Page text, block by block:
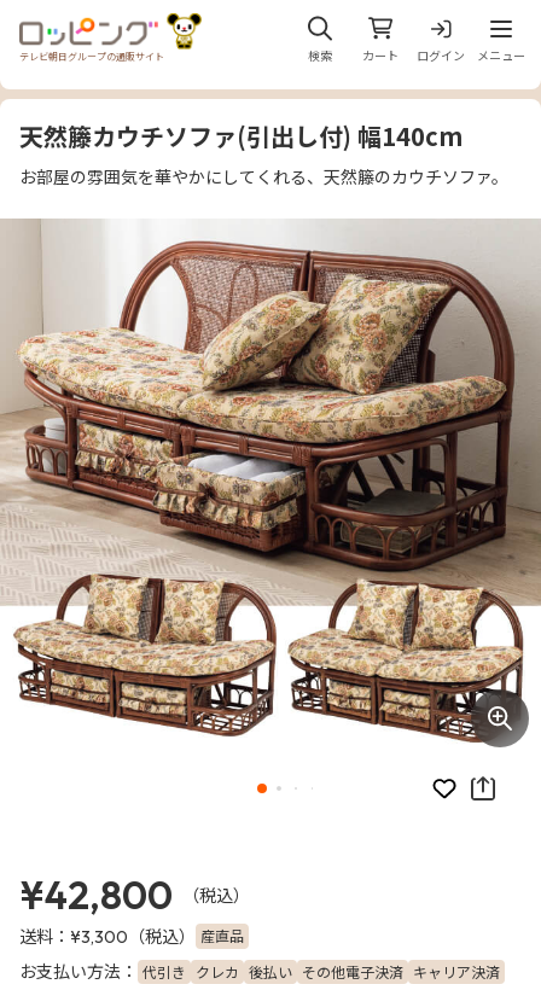
テレビ朝日グループの通販サイト 検索 カート ログイン
メニ
メニュー
お気に入り
天然籐カウチソファ(引出し付) 幅140cm
お部屋の雰囲気を華やかにしてくれる、天然籐のカウチソファ。
¥42,800
（税込）
送料： ¥3,300 （税込） 産直品
お支払い方法： 代引き クレカ 後払い その他電子決済 キャリア決済